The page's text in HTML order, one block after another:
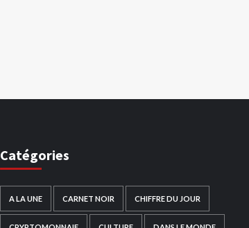
Catégories
A LA UNE CARNET NOIR CHIFFRE DU JOUR